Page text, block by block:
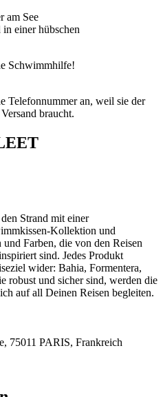
am See
einer hübschen
Schwimmhilfe!
Telefonnummer an, weil sie der
braucht.
Strand mit einer
Kollektion und
Farben, die von den Reisen
sind. Jedes Produkt
wider: Bahia, Formentera,
robust und sicher sind, werden die
auf all Deinen Reisen begleiten.
75011 PARIS, Frankreich